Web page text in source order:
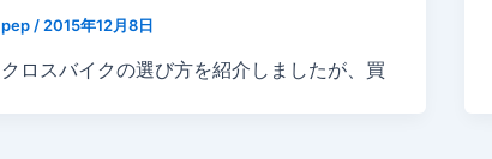
pep / 2015年12月8日
クロスバイクの選び方を紹介しましたが、買